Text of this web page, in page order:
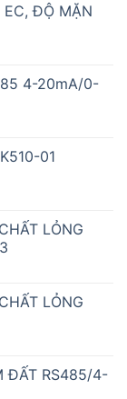
ĐỘ MẶN
4-20mA/0-
01
LỎNG
LỎNG
ĐẤT RS485/4-